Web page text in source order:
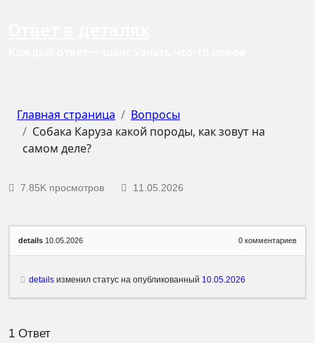
Главная страница
Вопросы
Собака Каруза какой породы, как зовут на
самом деле?
7.85K просмотров 11.05.2026
details 10.05.2026 0 комментариев
details изменил статус на опубликованный 10.05.2026
1 Ответ